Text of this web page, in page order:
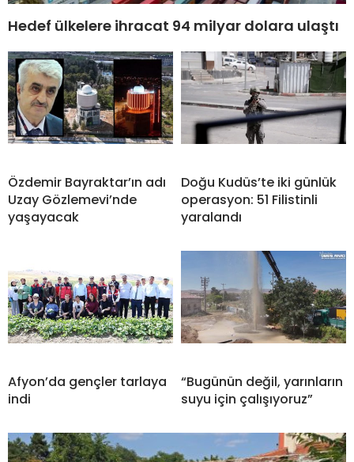
Hedef ülkelere ihracat 94 milyar dolara ulaştı
Özdemir Bayraktar’ın adı
Uzay Gözlemevi’nde
yaşayacak
Doğu Kudüs’te iki günlük
operasyon: 51 Filistinli
yaralandı
Afyon’da gençler tarlaya
indi
“Bugünün değil, yarınların
suyu için çalışıyoruz”